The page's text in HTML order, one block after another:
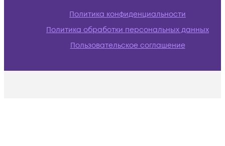
Политика конфиденциальности
Политика обработки персональных данных
Пользовательское соглашение